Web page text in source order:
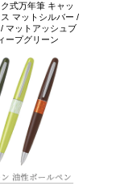
式万年筆 キャッ
マットシルバー /
マットアッシュブ
ープグリーン